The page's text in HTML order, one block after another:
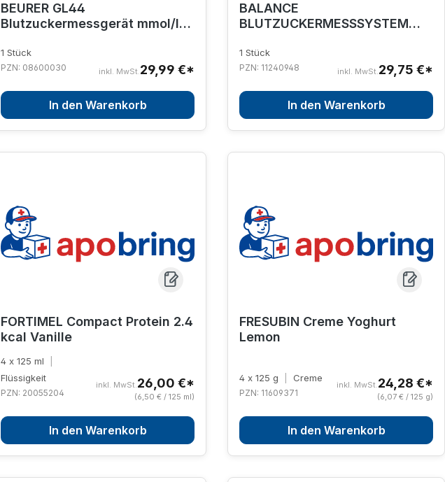
BEURER GL44
Blutzuckermessgerät mmol/l
1 Stück
PZN: 08600030 inkl. MwSt.29,99 €*
In den Warenkorb
BALANCE
BLUTZUCKERMESSSYSTEM
1 Stück
PZN: 11240948 inkl. MwSt.29,75 €*
In den Warenkorb
FORTIMEL Compact Protein 2.4
kcal Vanille
4 x 125 ml
Flüssigkeit
PZN: 20055204
inkl. MwSt.26,00 €*
(6,50 € / 125 ml)
In den Warenkorb
FRESUBIN Creme Yoghurt
Lemon
4 x 125 g Creme
PZN: 11609371
inkl. MwSt.24,28 €*
(6,07 € / 125 g)
In den Warenkorb